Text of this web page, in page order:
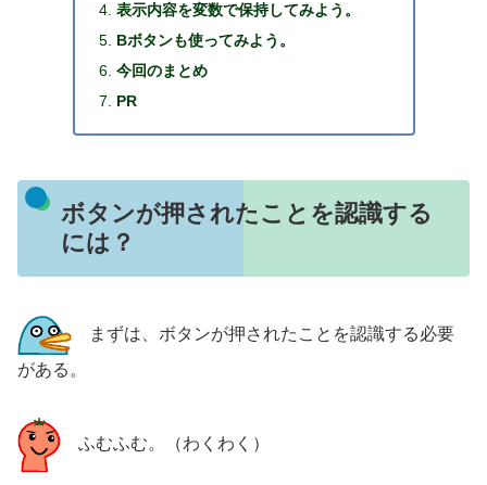
表示内容を変数で保持してみよう。
Bボタンも使ってみよう。
今回のまとめ
PR
ボタンが押されたことを認識する
には？
まずは、ボタンが押されたことを認識する必要
がある。
ふむふむ。（わくわく）